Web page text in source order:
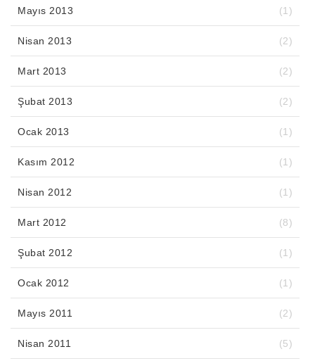
Mayıs 2013 (1)
Nisan 2013 (2)
Mart 2013 (2)
Şubat 2013 (2)
Ocak 2013 (1)
Kasım 2012 (1)
Nisan 2012 (1)
Mart 2012 (8)
Şubat 2012 (1)
Ocak 2012 (1)
Mayıs 2011 (2)
Nisan 2011 (5)